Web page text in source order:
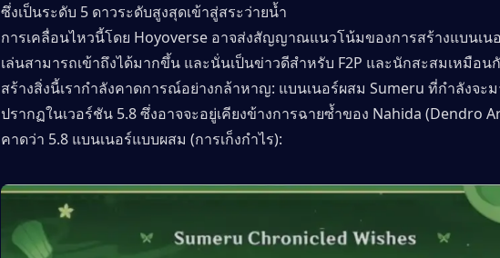
ซึ่งเป็นระดับ 5 ดาวระดับสูงสุดเข้าสู่สระว่ายน้ำ
การเคลื่อนไหวนี้โดย Hoyoverse อาจส่งสัญญาณแนวโน้มของการสร้างแบนเน
เล่นสามารถเข้าถึงได้มากขึ้น และนั่นเป็นข่าวดีสำหรับ F2P และนักสะสมเหมือน
สร้างสิ่งนี้เรากำลังคาดการณ์อย่างกล้าหาญ: แบนเนอร์ผสม Sumeru ที่กำลังจะ
ปรากฏในเวอร์ชัน 5.8 ซึ่งอาจจะอยู่เคียงข้างการฉายซ้ำของ Nahida (Dendro
คาดว่า 5.8 แบนเนอร์แบบผสม (การเก็งกำไร):